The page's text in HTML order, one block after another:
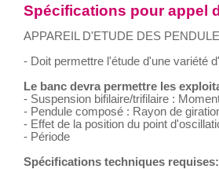
Spécifications pour appel
APPAREIL D'ETUDE DES
- Doit permettre l'étude d'une variété
Le banc devra permettre les
- Suspension bifilaire/trifilaire :
- Pendule composé : Rayon de
- Effet de la position du point
- Période
Spécifications techniques requises: